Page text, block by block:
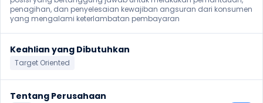
penagihan, dan penyelesaian kewajiban angsuran dari konsumen
yang mengalami keterlambatan pembayaran
Keahlian yang Dibutuhkan
Target Oriented
Tentang Perusahaan